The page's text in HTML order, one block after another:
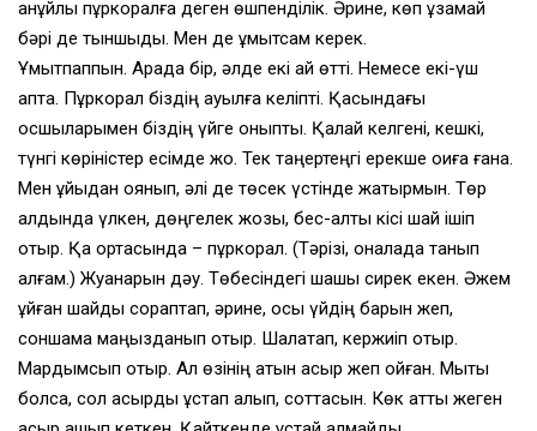
қанқұйлы пұркоралға деген өшпенділік. Әрине, көп ұзамай
бәрі де тыншыды. Мен де ұмытсам керек.
Ұмытпаппын. Арада бір, әлде екі ай өтті. Немесе екі-үш
апта. Пұркорал біздің ауылға келіпті. Қасындағы
қосшыларымен біздің үйге қоныпты. Қалай келгені, кешкі,
түнгі көріністер есімде жоқ. Тек таңертеңгі ерекше оқиға ғана.
Мен ұйқыдан оянып, әлі де төсек үстінде жатырмын. Төр
алдында үлкен, дөңгелек жозы, бес-алты кісі шай ішіп
отыр. Қақ ортасында – пұркорал. (Тәрізі, қоналқада танып
алғам.) Жуанқарын дәу. Төбесіндегі шашы сирек екен. Әжем
құйған шайды сораптап, әрине, осы үйдің барын жеп,
соншама маңызданып отыр. Шалқақтап, кержиіп отыр.
Мардымсып отыр. Ал өзінің атын қасқыр жеп қойған. Мықты
болса, сол қасқырды ұстап алып, соттасын. Көк атты жеген